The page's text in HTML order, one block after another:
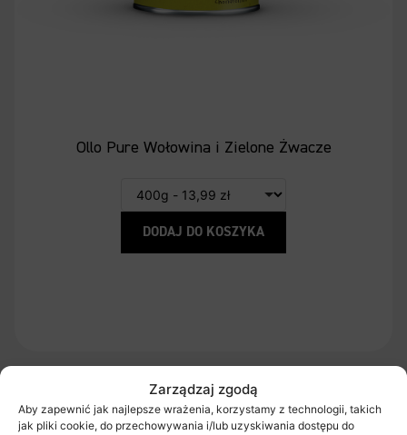
Zarządzaj zgodą
Aby zapewnić jak najlepsze wrażenia, korzystamy z technologii, takich
jak pliki cookie, do przechowywania i/lub uzyskiwania dostępu do
Ollo Pure Wołowina i Zielone Żwacze
DODAJ DO KOSZYKA